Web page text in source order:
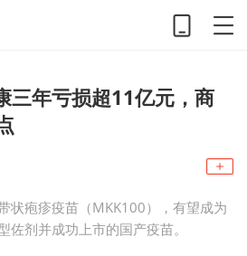
三年亏损超11亿元，商
状疱疹疫苗（MKK100），有望成为
佐剂并成功上市的国产疫苗。